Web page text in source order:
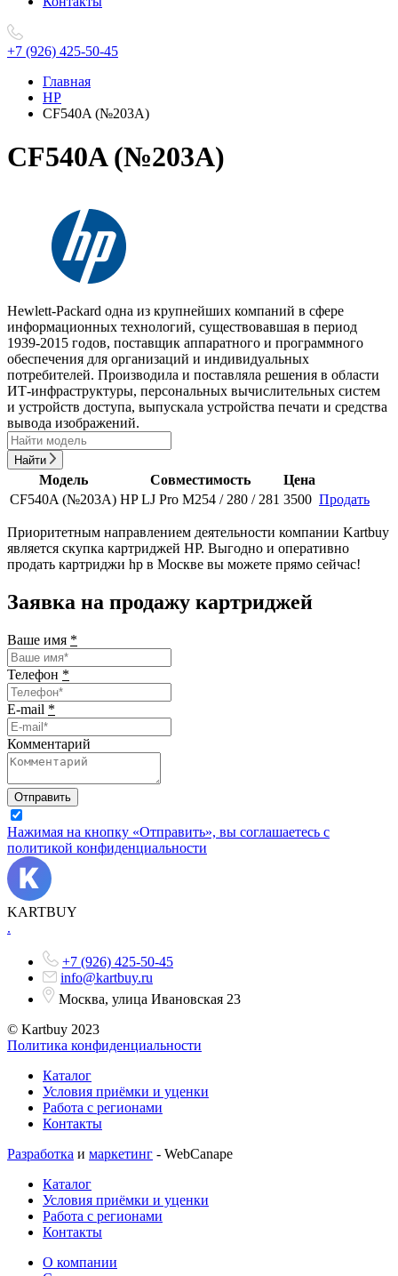
+7 (926) 425-50-45
Главная
HP
CF540A (№203A)
CF540A (№203A)
Hewlett-Packard одна из крупнейших компаний в сфере
информационных технологий, существовавшая в период
1939-2015 годов, поставщик аппаратного и программного
обеспечения для организаций и индивидуальных
потребителей. Производила и поставляла решения в области
ИТ-инфраструктуры, персональных вычислительных систем
и устройств доступа, выпускала устройства печати и средства
вывода изображений.
Найти
Модель Совместимость
Цена
CF540A (№203A) HP LJ Pro M254 / 280 / 281 3500 Продать
Приоритетным направлением деятельности компании Kartbuy
является скупка картриджей HP. Выгодно и оперативно
продать картриджи hp в Москве вы можете прямо сейчас!
Заявка на продажу картриджей
Ваше имя *
Телефон *
E-mail *
Комментарий
Отправить
Нажимая на кнопку «Отправить», вы соглашаетесь с
политикой конфиденциальности
KARTBUY
.
+7 (926) 425-50-45
info@kartbuy.ru
Москва, улица Ивановская 23
© Kartbuy 2023
Политика конфиденциальности
Каталог
Условия приёмки и уценки
Работа с регионами
Контакты
Разработка и маркетинг - WebCanape
Каталог
Условия приёмки и уценки
Работа с регионами
Контакты
О компании